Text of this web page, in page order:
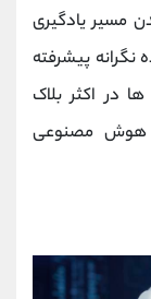
مسیر یادگیری
نگرانه پیشرفته
ها در اکثر بلاک
هوش مصنوعی